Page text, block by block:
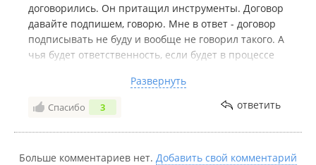
договорились. Он притащил инструменты. Договор
давайте подпишем, говорю. Мне в ответ - договор
подписывать не буду и вообще не говорил такого. А
чья будет ответственность, если будет в процессе
из рук что-то выпадет и на машину внизу упадёт (на
днях такая ситуация была в нашем доме),
спрашиваю его. Он раскричался, стал ругаться
неприлично, схватил инструменты и слинял.
Развернуть
Спасибо 3 ответить
Больше комментариев нет. Добавить свой комментарий